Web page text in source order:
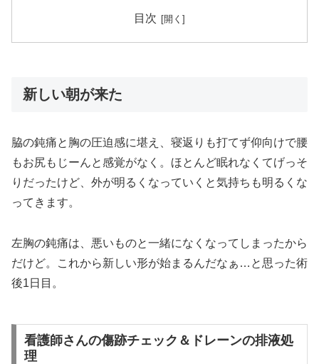
目次
新しい朝が来た
脇の鈍痛と胸の圧迫感に堪え、寝返りも打てず仰向けで腰
もお尻もじーんと感覚がなく。ほとんど眠れなくてげっそ
りだったけど、外が明るくなっていくと気持ちも明るくな
ってきます。
左胸の鈍痛は、悪いものと一緒になくなってしまったから
だけど。これから新しい形が始まるんだなぁ…と思った術
後1日目。
看護師さんの傷跡チェック＆ドレーンの排液処
理